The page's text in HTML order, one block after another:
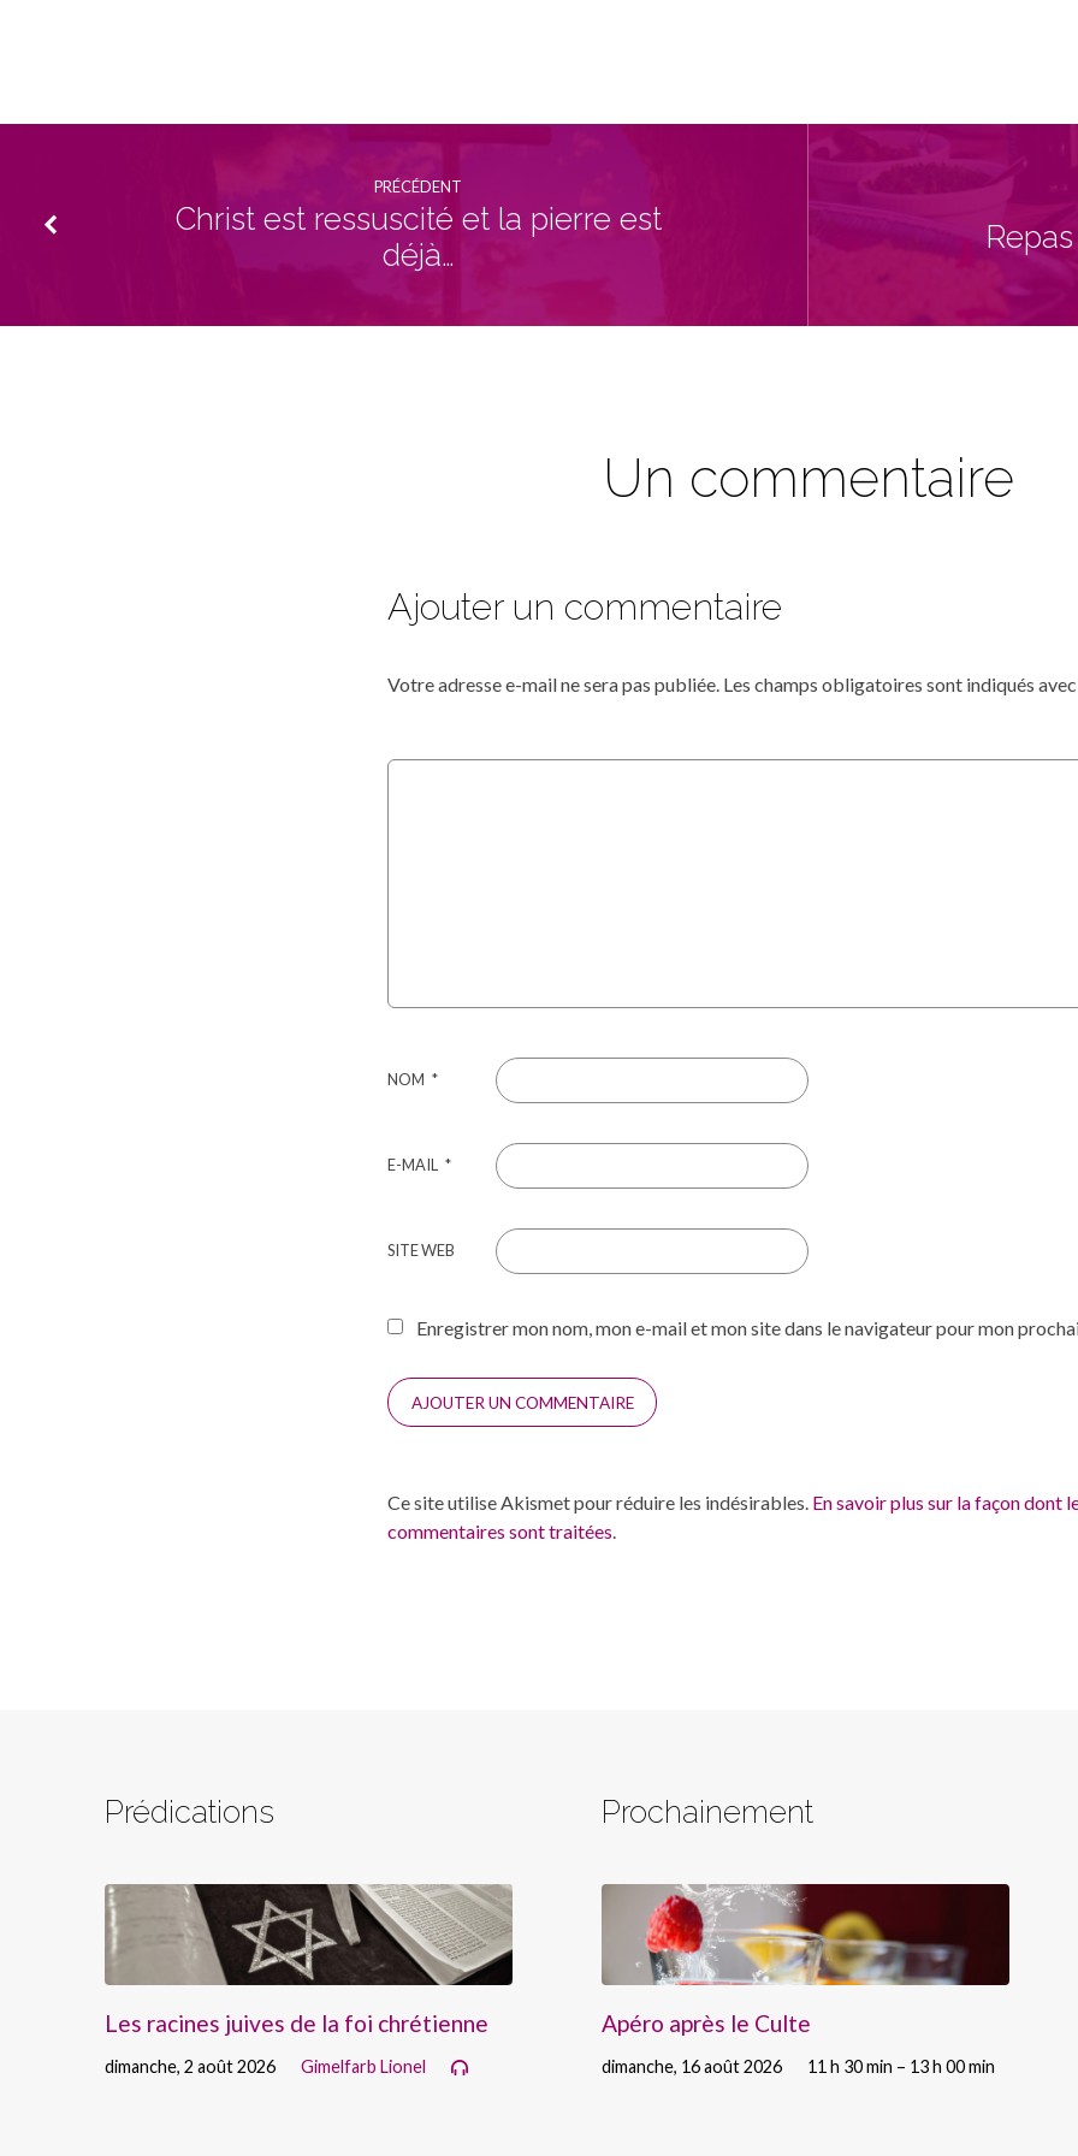
Christ
PRÉCÉDENT
Christ est ressuscité et la pierre est
déjà…
Un commentaire
Ajouter un commentaire
Votre adresse e-mail ne sera pas publiée. Les champs obligatoires sont indiqués
NOM *
E-MAIL *
SITE WEB
Enregistrer mon nom, mon e-mail et mon site dans le navigateur pour mon
Ce site utilise Akismet pour réduire les indésirables. En savoir plus sur la façon dont
commentaires sont traitées.
Prédications
Les racines juives de la foi chrétienne
dimanche, 2 août 2026 Gimelfarb Lionel
Prochainement
Apéro après le Culte
dimanche, 16 août 2026 11 h 30 min – 13 h 00 min